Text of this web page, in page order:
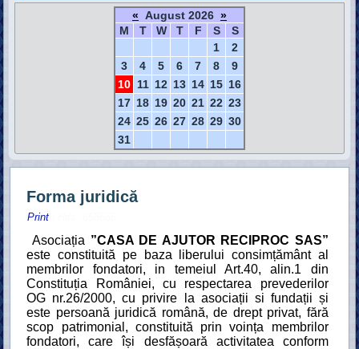
« August 2026 »
M
T W T F S
S
1
2
3
4 5 6 7 8
9
10 11 12 13 14 15 16
17 18 19 20 21 22 23
24 25 26 27 28 29 30
31
Forma juridică
Print
Asociația ”CASA DE AJUTOR RECIPROC SAS”
este constituită pe baza liberului consimțământ al
membrilor fondatori, in temeiul Art.40, alin.1 din
Constituția României, cu respectarea prevederilor
OG nr.26/2000, cu privire la asociații si fundații și
este persoană juridică română, de drept privat, fără
scop patrimonial, constituită prin voința membrilor
fondatori, care își desfășoară activitatea conform